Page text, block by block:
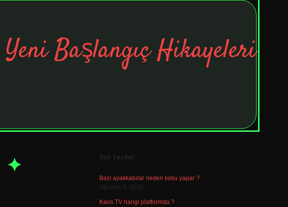
Yeni Başlangıç Hikayeleri
Son Yazılar
Bazı ayakkabılar neden koku yapar ?
Ağustos 6, 2026
Kaos TV hangi platformda ?